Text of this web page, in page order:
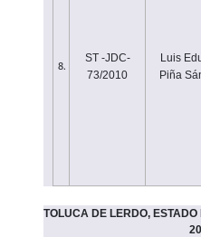
8.
ST -JDC-
73/2010
Luis
Piña
TOLUCA DE LERDO,